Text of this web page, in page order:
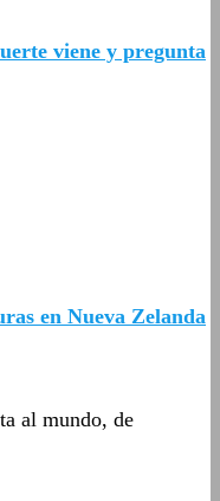
viene y pregunta
en Nueva Zelanda
al mundo, de